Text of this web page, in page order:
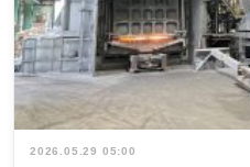
2026.05.29 05:00